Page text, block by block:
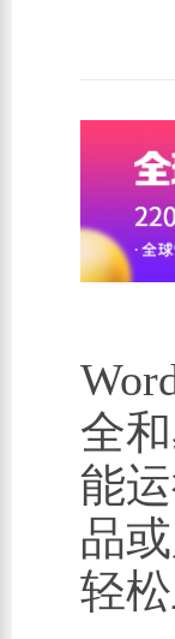
全
能
品
轻